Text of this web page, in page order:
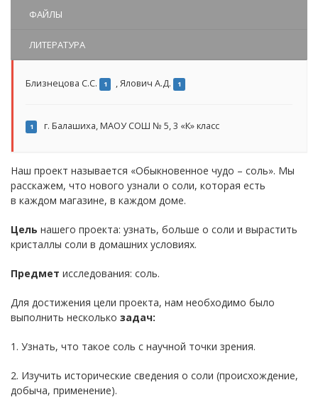
ФАЙЛЫ
ЛИТЕРАТУРА
Близнецова С.С. 1 ,Ялович А.Д. 1
1 г. Балашиха, МАОУ СОШ № 5, 3 «К» класс
Наш проект называется «Обыкновенное чудо – соль». Мы
расскажем, что нового узнали о соли, которая есть
в каждом магазине, в каждом доме.
Цель нашего проекта: узнать, больше о соли и вырастить
кристаллы соли в домашних условиях.
Предмет исследования: соль.
Для достижения цели проекта, нам необходимо было
выполнить несколько задач:
1. Узнать, что такое соль с научной точки зрения.
2. Изучить исторические сведения о соли (происхождение,
добыча, применение).